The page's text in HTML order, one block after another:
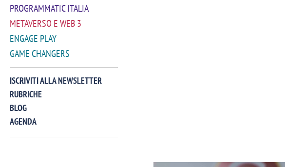
PROGRAMMATIC ITALIA
METAVERSO E WEB 3
ENGAGE PLAY
GAME CHANGERS
ISCRIVITI ALLA NEWSLETTER
RUBRICHE
BLOG
AGENDA